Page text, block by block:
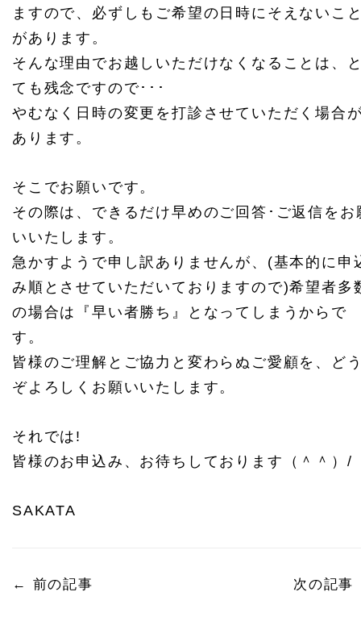
ますので、必ずしもご希望の日時にそえないこ
があります。
そんな理由でお越しいただけなくなることは、
ても残念ですので･･･
やむなく日時の変更を打診させていただく場合
あります。
そこでお願いです。
その際は、できるだけ早めのご回答･ご返信をお
いいたします。
急かすようで申し訳ありませんが、(基本的に申
み順とさせていただいておりますので)希望者多
の場合は『早い者勝ち』となってしまうからで
す。
皆様のご理解とご協力と変わらぬご愛顧を、ど
ぞよろしくお願いいたします。
それでは!
皆様のお申込み、お待ちしております（＾＾）/
SAKATA
← 前の記事 次の記事